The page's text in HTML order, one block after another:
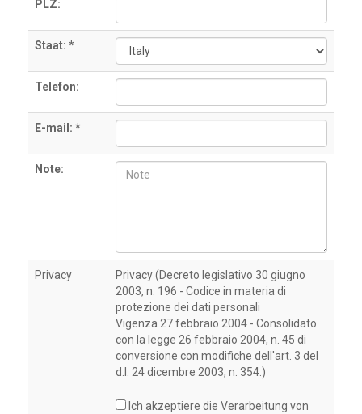
PLZ:
Staat: *
Telefon:
E-mail: *
Note:
Privacy
Privacy (Decreto legislativo 30 giugno
2003, n. 196 - Codice in materia di
protezione dei dati personali
Vigenza 27 febbraio 2004 - Consolidato
con la legge 26 febbraio 2004, n. 45 di
conversione con modifiche dell'art. 3 del
d.l. 24 dicembre 2003, n. 354.)
Ich akzeptiere die Verarbeitung von